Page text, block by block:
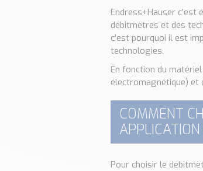
Endress+Hauser
débitmètres et des
c’est pourquoi il est
technologies.
En fonction du
électromagnétique) et
COMMENT
APPLICATION
Pour choisir le